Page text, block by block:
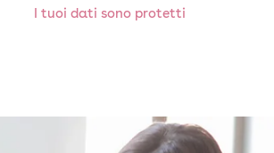
I tuoi dati sono protetti